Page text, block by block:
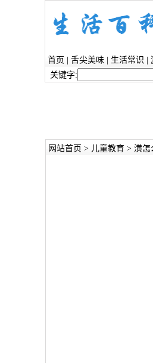
首页 舌尖美味| 生活常识
关键字:
网站首页 > 儿童教育> 潢怎